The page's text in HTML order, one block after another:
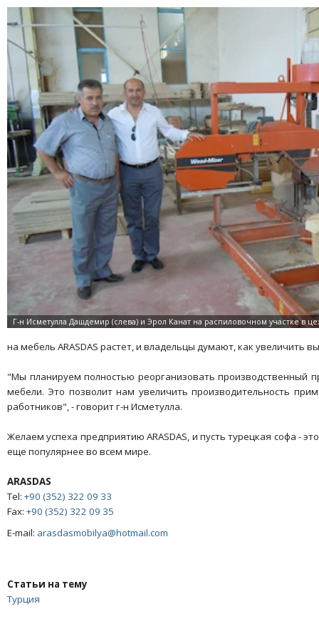
на мебель ARASDAS растет, и владельцы думают, как увеличить
"Мы планируем полностью реорганизовать производственный
мебели. Это позволит нам увеличить производительность
работников", - говорит г-н Исметулла.
Желаем успеха предприятию ARASDAS, и пусть турецкая софа -
еще популярнее во всем мире.
ARASDAS
Tel: +90 (352) 322 09 33
Fax: +90 (352) 322 09 35
E-mail: arasdasmobilya@hotmail.com
Статьи на тему
Турция